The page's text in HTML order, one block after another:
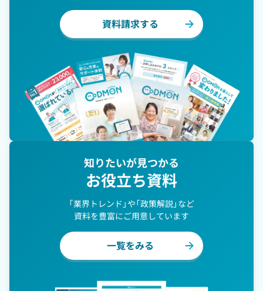
資料請求する
知りたいが見つかる
お役立ち資料
「業界トレンド」や「政策解説」など
資料を豊富にご用意しています
一覧をみる